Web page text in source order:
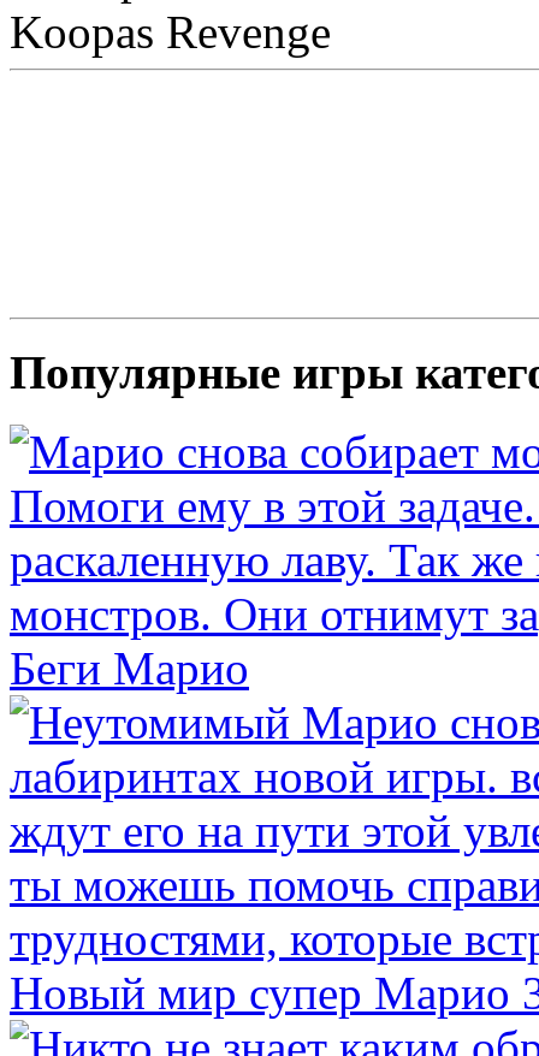
Koopas Revenge
Популярные игры
Беги Марио
Новый мир супер Марио